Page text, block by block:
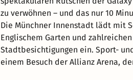
zu verwöhnen – und das nur 10
Die Münchner Innenstadt lädt mit
Englischem Garten und
Stadtbesichtigungen ein. Sport-
einem Besuch der Allianz Arena,